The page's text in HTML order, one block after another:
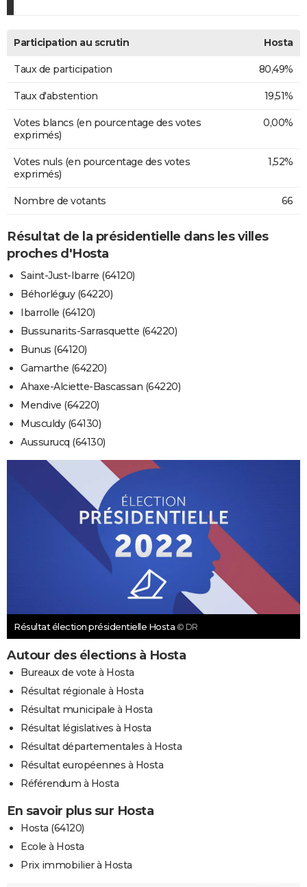
Participation au scrutin Hosta
Taux de participation 80,49%
Taux d'abstention 19,51%
Votes blancs (en pourcentage des votes
exprimés)
0,00%
Votes nuls (en pourcentage des votes
exprimés)
1,52%
Nombre de votants 66
Résultat de la présidentielle dans les villes
proches d'Hosta
Saint-Just-Ibarre (64120)
Béhorléguy (64220)
Ibarrolle (64120)
Bussunarits-Sarrasquette (64220)
Bunus (64120)
Gamarthe (64220)
Ahaxe-Alciette-Bascassan (64220)
Mendive (64220)
Musculdy (64130)
Aussurucq (64130)
Résultat élection présidentielle Hosta © DR
Autour des élections à Hosta
Bureaux de vote à Hosta
Résultat régionale à Hosta
Résultat municipale à Hosta
Résultat législatives à Hosta
Résultat départementales à Hosta
Résultat européennes à Hosta
Référendum à Hosta
En savoir plus sur Hosta
Hosta (64120)
Ecole à Hosta
Prix immobilier à Hosta